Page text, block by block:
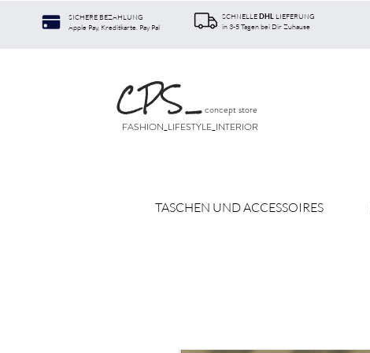
SICHERE BEZAHLUNG
Apple Pay, Kreditkarte. Pay Pal
SCHNELLEDHL LIEFERUNG
in 3-5 Tagen bei Dir Zuhause
CPS_
FASHION_LIFESTYLE_INTERIOR
concept store
TASCHEN UND ACCESSOIRES